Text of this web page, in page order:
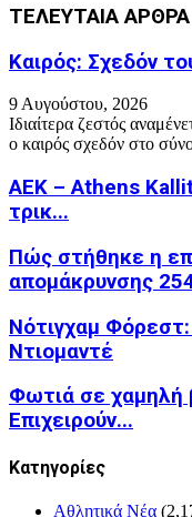
ΤΕΛΕΥΤΑΙΑ ΑΡΘΡΑ
Καιρός: Σχεδόν
9 Αυγούστου, 2026
Ιδιαίτερα ζεστός
ο καιρός σχεδόν στο
ΑΕΚ – Athens
τρικ...
Πώς στήθηκε η
απομάκρυνσης
Νότιγχαμ
Ντιομαντέ
Φωτιά σε χαμηλή
Επιχειρούν...
Kατηγορίες
Αθλητικά Νέα